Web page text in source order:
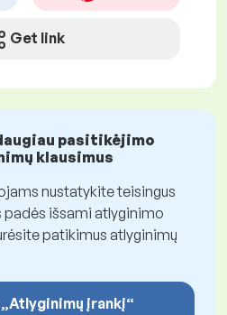
Get link
pasitikėjimo
klausimus
nustatykite teisingus
padės išsami atlyginimo
patikimus atlyginimų
įrankį“